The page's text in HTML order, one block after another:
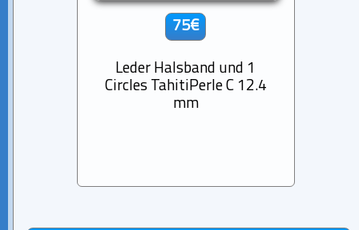
75€
Leder Halsband und 1
Circles TahitiPerle C 12.4
mm